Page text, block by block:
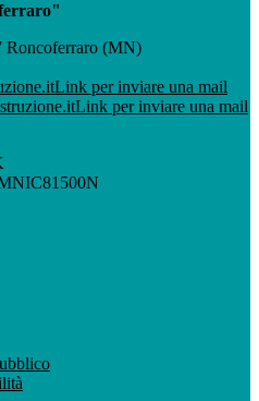
Roncoferraro (MN)
Link per inviare una mail
Link per inviare una mail